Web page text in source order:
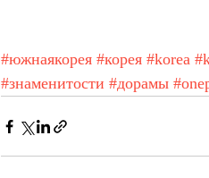
#южнаякорея #корея #korea
#знаменитости #дорамы